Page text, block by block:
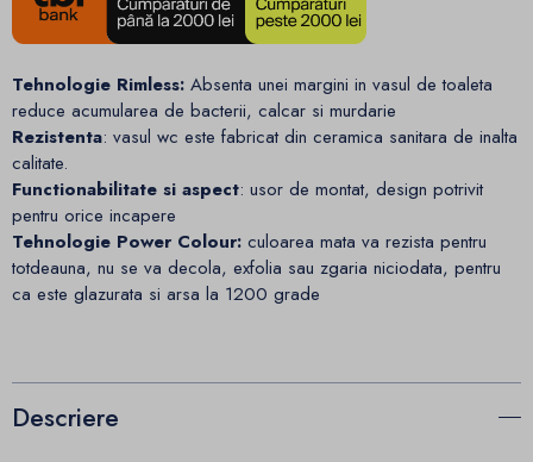
Tehnologie Rimless: Absenta unei margini in vasul de toaleta
reduce acumularea de bacterii, calcar si murdarie
Rezistenta: vasul wc este fabricat din ceramica sanitara de inalta
calitate.
Functionabilitate si aspect: usor de montat, design potrivit
pentru orice incapere
Tehnologie Power Colour: culoarea mata va rezista pentru
totdeauna, nu se va decola, exfolia sau zgaria niciodata, pentru
ca este glazurata si arsa la 1200 grade
Descriere